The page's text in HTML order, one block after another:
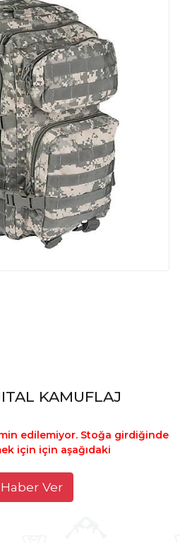
KAMUFLAJ
edilemiyor. Stoğa girdiğinde
için için aşağıdaki
Ver